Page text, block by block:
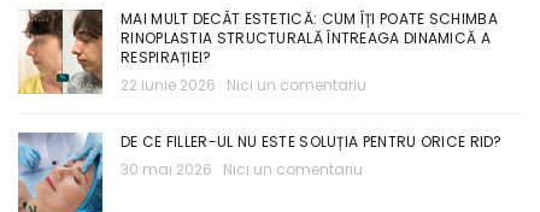
MAI MULT DECÂT ESTETICĂ: CUM ÎȚI POATE SCHIMBA
RINOPLASTIA STRUCTURALĂ ÎNTREAGA DINAMICĂ A
RESPIRAȚIEI?
22 iunie 2026
Nici un comentariu
DE CE FILLER-UL NU ESTE SOLUȚIA PENTRU ORICE RID?
30 mai 2026
Nici un comentariu